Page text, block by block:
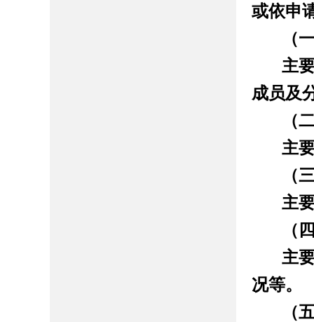
或依申
（
主
成员及
（
主
（
主
（
主
况等。
（